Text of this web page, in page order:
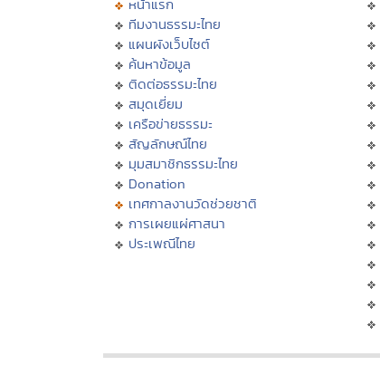
หน้าแรก
ทีมงานธรรมะไทย
แผนผังเว็บไซต์
ค้นหาข้อมูล
ติดต่อธรรมะไทย
สมุดเยี่ยม
เครือข่ายธรรมะ
สัญลักษณ์ไทย
มุมสมาชิกธรรมะไทย
Donation
เทศกาลงานวัดช่วยชาติ
การเผยแผ่ศาสนา
ประเพณีไทย